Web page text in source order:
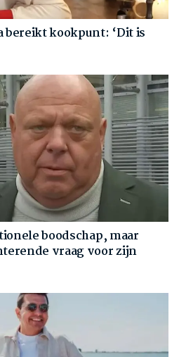
bereikt kookpunt: ‘Dit is
boodschap, maar
vraag voor zijn